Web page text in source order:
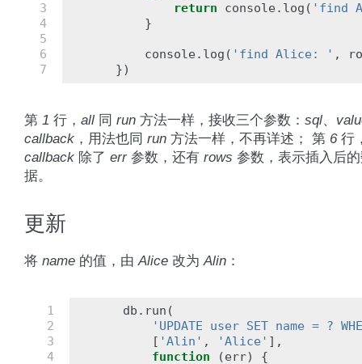
3
4
5
6
7
return
console . log ( 'find
}
console . log ( 'find Alice: ' ,
})
第 1 行， all 同 run 方法一样，接收三个参数： sql、
callback ，用法也同 run 方法一样，不再详述； 第 6行
callback 除了 err参数，还有 rows 参数，表示插入后
据。
更新
将 name 的值，由Alice 改为Alin ：
1
2
3
4
db . run (
'UPDATE user SET name = ?
[ 'Alin' , 'Alice' ],
function
(err)
{